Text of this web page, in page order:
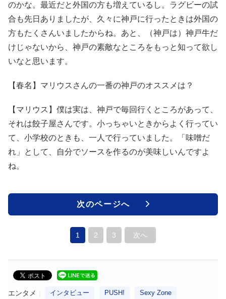
のかな。最近だと外国の方も増えているし。ラグビーの試
合も先日ありましたが、久々に神戸に行ったときは外国の
方もたくさんいましたからね。あと、（神戸は）神戸牛だ
けじゃないから、神戸の素敵なところをもっと知って欲し
いなと思います。
【春名】マリウスさんの一番の神戸のオススメは？
【マリウス】僕は実は、神戸で毎回行くところがあって、
それは餃子屋さんです。小っちゃいときからよく行ってい
て、小学校のときも、一人で行っていました。「味噌だ
れ」として、自分でソースを作るのが美味しいんですよ
ね。
次のページへ
1 2 3 次へ
エンタメ インタビュー PUSH! Sexy Zone